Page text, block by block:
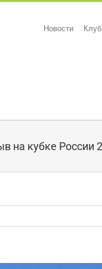
Новости Клуб
на кубке России